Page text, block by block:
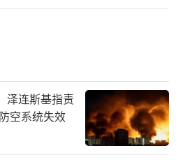
泽连斯基指责
空系统失效